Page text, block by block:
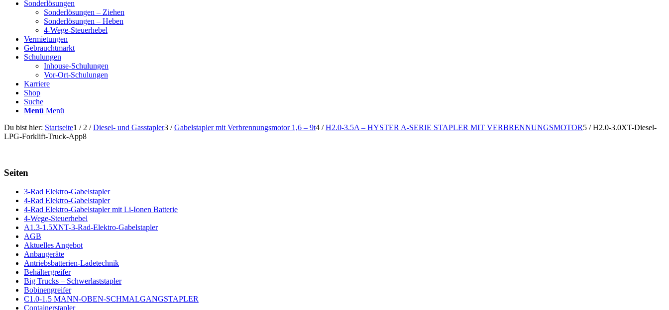
Sonderlösungen
Sonderlösungen – Ziehen
Sonderlösungen – Heben
4-Wege-Steuerhebel
Vermietungen
Gebrauchtmarkt
Schulungen
Inhouse-Schulungen
Vor-Ort-Schulungen
Karriere
Shop
Suche
Menü Menü
Du bist hier: Startseite1 / 2 / Diesel- und Gasstapler3 / Gabelstapler mit Verbrennungsmotor 1,6 – 9t4 / H2.0-3.5A – HYSTER A-SERIE STAPLER MIT VERBRENNUNGSMOTOR5 / H2.0-3.0XT-Diesel-
LPG-Forklift-Truck-App8
Seiten
3-Rad Elektro-Gabelstapler
4-Rad Elektro-Gabelstapler
4-Rad Elektro-Gabelstapler mit Li-Ionen Batterie
4-Wege-Steuerhebel
A1.3-1.5XNT-3-Rad-Elektro-Gabelstapler
AGB
Aktuelles Angebot
Anbaugeräte
Antriebsbatterien-Ladetechnik
Behältergreifer
Big Trucks – Schwerlaststapler
Bobinengreifer
C1.0-1.5 MANN-OBEN-SCHMALGANGSTAPLER
Containerstapler